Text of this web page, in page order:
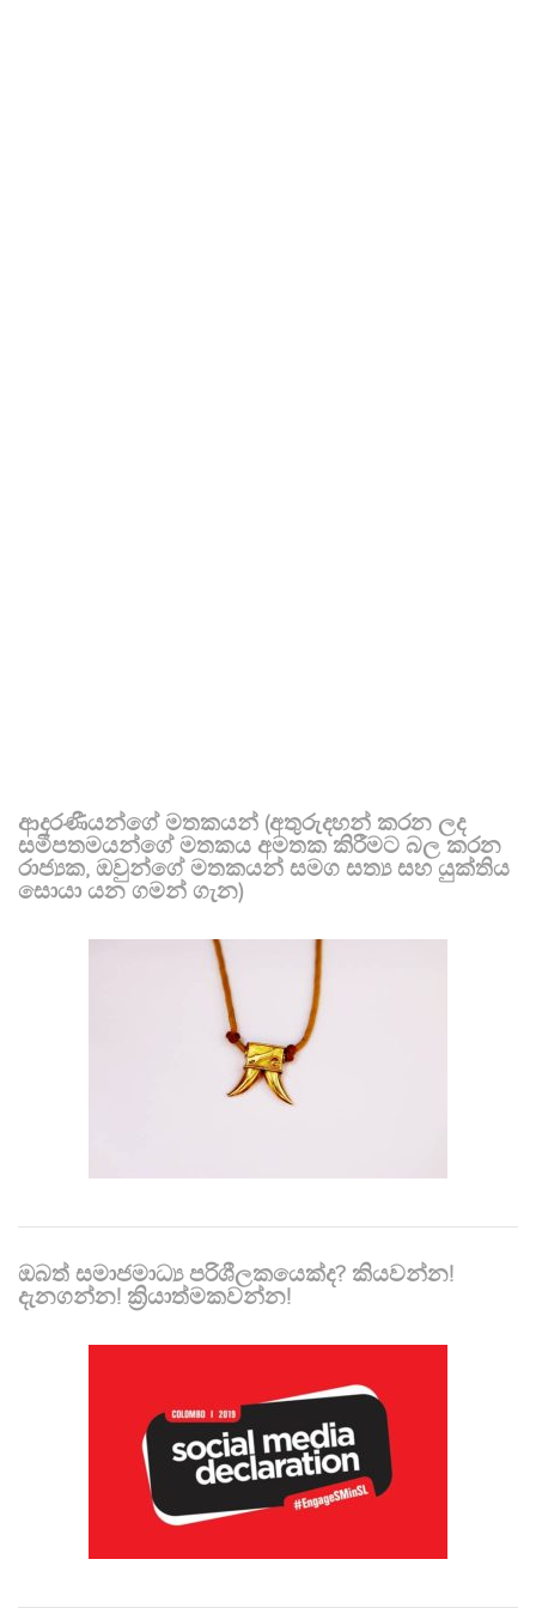
ආදරණීයන්ගේ මතකයන් (අතුරුදහන් කරන ලද
සමීපතමයන්ගේ මතකය අමතක කිරීමට බල කරන
රාජ්‍යක, ඔවුන්ගේ මතකයන් සමග සත්‍ය සහ යුක්තිය
සොයා යන ගමන් ගැන)
ඔබත් සමාජමාධ්‍ය පරිශීලකයෙක්ද? කියවන්න!
දැනගන්න! ක්‍රියාත්මකවන්න!